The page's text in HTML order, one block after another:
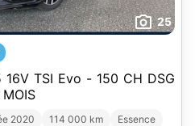
25
16V TSI Evo - 150 CH DSG
2020 114 000 km
Essence